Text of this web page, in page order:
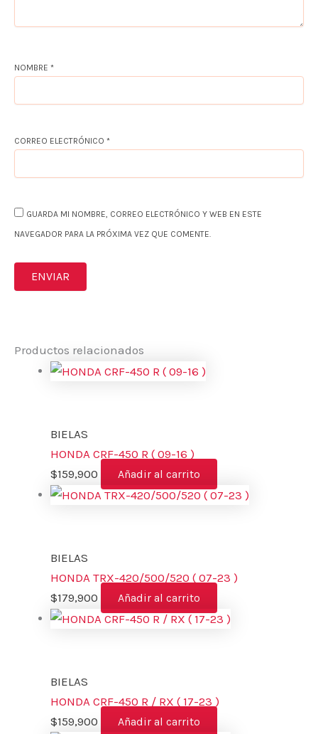
NOMBRE *
CORREO ELECTRÓNICO *
GUARDA MI NOMBRE, CORREO ELECTRÓNICO Y WEB EN ESTE
NAVEGADOR PARA LA PRÓXIMA VEZ QUE COMENTE.
Productos relacionados
BIELAS
HONDA CRF-450 R ( 09-16 )
$159,900 Añadir al carrito
BIELAS
HONDA TRX-420/500/520 ( 07-23 )
$179,900 Añadir al carrito
BIELAS
HONDA CRF-450 R / RX ( 17-23 )
$159,900 Añadir al carrito